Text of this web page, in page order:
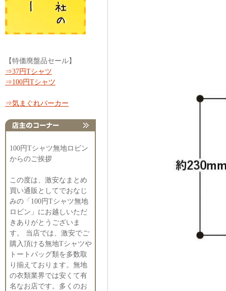
【特価廃盤品セール】
⇒37円Tシャツ
⇒100円Tシャツ
⇒気まぐれパーカー
100円Tシャツ無地ロビン
からのご挨拶
この度は、激安なまとめ
買い通販としてでおなじ
みの「100円Tシャツ無地
ロビン」にお越しいただ
きありがとうございま
す。 当店では、激安でご
購入頂ける無地Tシャツや
トートバッグ類を多数取
り揃えております。無地
の衣類業界では安くて有
名なお店です。多くのお